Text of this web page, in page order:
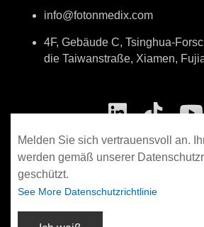
info@fotonmedix.com
4F, Gebäude C, Tsinghua-
die Taiwanstraße, Xiamen,
Melden Sie sich vertrauensvoll an.
werden gemäß unserer
geschützt.
See More Datenschutzrichtlinie